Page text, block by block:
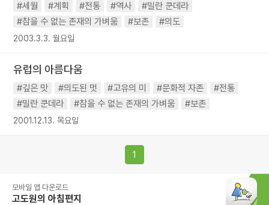
#세월 #계획 #전통 #역사
#밀란 쿤데라
#참을 수 없는 존재의 가벼움
#보존 #의도
2003.3.3. 월요일
유럽의 아름다움
#깊은 맛 #의도된 멋 #고유의 미 #문화적 자존
#전통
#밀란 쿤데라
#참을 수 없는 존재의 가벼움 #보존
2001.12.13. 목요일
1
모바일 앱 다운로드
고도원의 아침편지